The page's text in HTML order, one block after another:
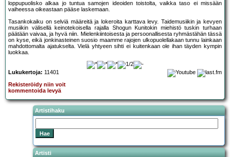
loppupuolisko alkaa jo tuntua samojen ideoiden toistolta, vaikka taso ei missään
vaiheessa oikeastaan pääse laskemaan.
Tasankokaiku on selviä määreitä ja lokeroita karttava levy. Taidemusiikin ja kevyen
musiikin välisellä keinotekoisella rajalla Shogun Kunitokin miehistö tuskin turhaan
päätään vaivaa, ja hyvä niin. Mielenkiintoisesta ja persoonallisesta ryhmästähän tässä
on kyse, eikä jonkinasteinen suosio maamme rajojen ulkopuolellakaan tunnu lainkaan
mahdottomalta ajatukselta. Vielä yhtyeen sihti ei kuitenkaan ole ihan täyden kympin
luokkaa.
Lukukertoja: 11401
Rekisteröidy niin voit
kommentoida levyä
Artistihaku
Artisti